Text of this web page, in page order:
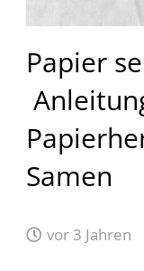
Papier
Samen
vor 3 Jahren